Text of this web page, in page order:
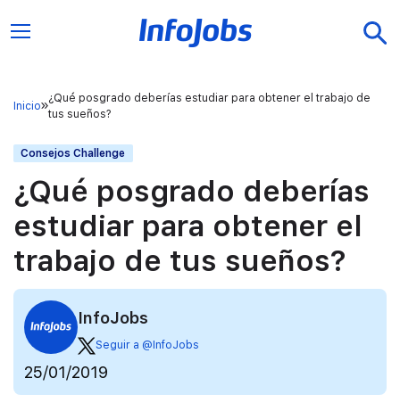
Inicio
¿Qué posgrado deberías estudiar para obtener el trabajo de
tus sueños?
Consejos Challenge
¿Qué posgrado deberías
estudiar para obtener el
trabajo de tus sueños?
InfoJobs
Seguir a @InfoJobs
25/01/2019